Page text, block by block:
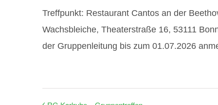
Treffpunkt: Restaurant Cantos an der
Wachsbleiche, Theaterstraße 16, 53111
der Gruppenleitung bis zum 01.07.2026